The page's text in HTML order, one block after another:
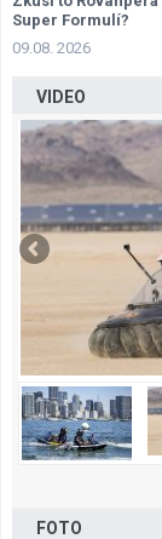
Super Formulí?
09.08. 2026
VIDEO
FOTO